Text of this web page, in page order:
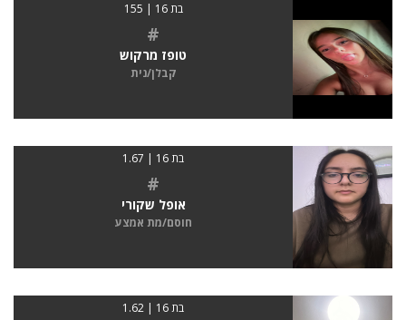
בת 16 | 155
#
טופז מרקוש
קבלן/נית
בת 16 | 1.67
#
אופל שקורי
חוסם/מת אמצע
בת 16 | 1.62